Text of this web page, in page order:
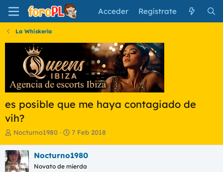
Acceder Regístrate
La Whiskería
es posible que me haya contagiado de
vih?
I
i
c
i
Nocturno1980
F
h
a
7 Feb 2018
Nocturno1980
Novato de mierda